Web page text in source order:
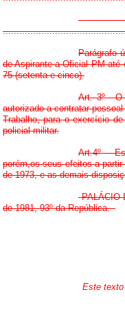
-
Parágrafo
de Aspirante-a-Oficial PM
75 (setenta e cinco).
Art. 3º - O
autorizado a contratar
Trabalho, para o exercício
policial-militar.
Art.4º -
porém,os seus efeitos a
de 1973, e as demais
PALÁCIO
de 1981, 93º da República.
Este texto